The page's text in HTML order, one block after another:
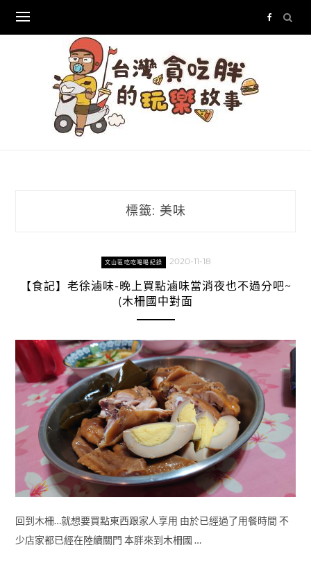
content
標籤: 美味
文山區吃吃喝喝紀錄 2020-11-18
【食記】老徐滷味-晚上買點滷味當消夜也不過分吧~
(木柵國中對面
回到木柵…就想要買點東西跟家人享用 由於已經過了用餐時間 不
少店家都已經在陸續關門 本胖來到木柵國 …